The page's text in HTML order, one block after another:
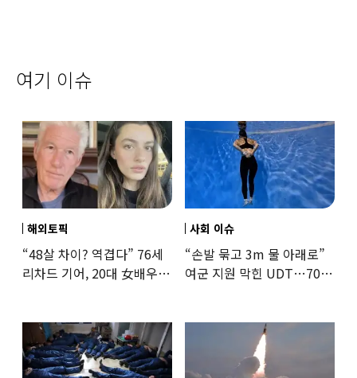
여기 이슈
해외토픽
“48살 차이? 역겹다” 76세
리차드 기어, 20대 女배우와
사회 이슈
“손발 묶고 3m 물 아래로”
여군 지원 막힌 UDT…707